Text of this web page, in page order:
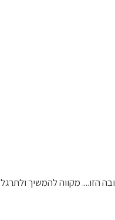
הזו.... מקווה להמשיך ולתרגל